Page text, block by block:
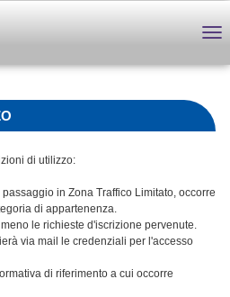
di utilizzo:
in Zona Traffico Limitato, occorre
di appartenenza.
le richieste d'iscrizione pervenute.
via mail le credenziali per l'accesso
di riferimento a cui occorre